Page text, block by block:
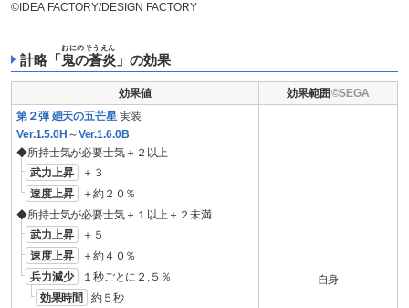
©IDEA FACTORY/DESIGN FACTORY
計略「 鬼の蒼炎
おにのそうえん
」の効果
効果値
効果範囲
第２弾 廻天の五芒星 実装
Ver.1.5.0H ～Ver.1.6.0B
◆所持士気が必要士気＋２以上
武力上昇
＋３
速度上昇
＋約２０％
◆所持士気が必要士気＋１以上＋２未満
武力上昇
＋５
速度上昇
＋約４０％
兵力減少
１秒ごとに２.５％
効果時間
約５秒
自身